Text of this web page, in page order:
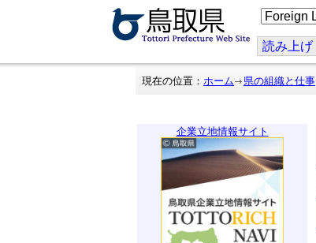
こ
の
ジ
を
翻
読み上げ
現在の位置： ホーム 県の組織と仕事
企業立地情報サイト